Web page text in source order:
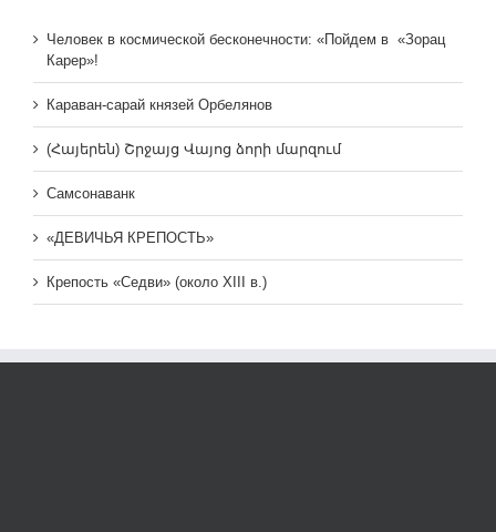
Человек в космической бесконечности: «Пойдем в «Зорац
Карер»!
Караван-сарай князей Орбелянов
(Հայերեն) Շրջայց Վայոց ձորի մարզում
Самсонаванк
«ДЕВИЧЬЯ КРЕПОСТЬ»
Крепость «Седви» (около XIII в.)